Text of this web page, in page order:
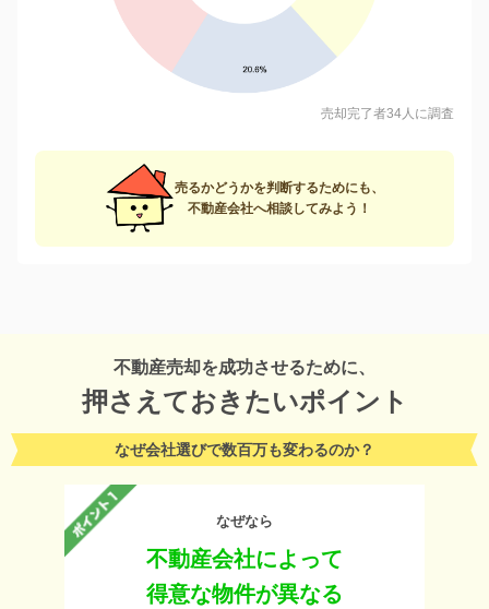
売却完了者34人に調査
売るかどうかを判断するためにも、
不動産会社へ相談してみよう！
不動産売却を成功させるために、
押さえておきたいポイント
なぜ会社選びで数百万も変わるのか？
なぜなら
不動産会社によって
得意な物件が異なる